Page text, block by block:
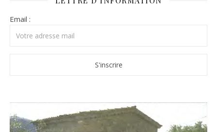
Email :